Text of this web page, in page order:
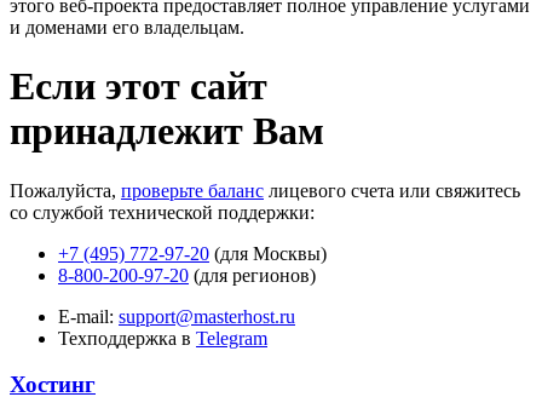
этого веб-проекта предоставляет полное управление услугами
и доменами его владельцам.
Если этот сайт
принадлежит Вам
Пожалуйста, проверьте баланс лицевого счета или свяжитесь
со службой технической поддержки:
+7 (495) 772-97-20 (для Москвы)
8-800-200-97-20 (для регионов)
E-mail: support@masterhost.ru
Техподдержка в Telegram
Хостинг